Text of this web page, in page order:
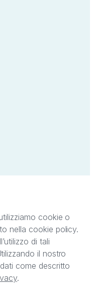
di StreetLib S.r.l.
S.r.l. è
intellettuale
distintivi presenti
visione
cookie o
nella cookie policy.
di tali
il nostro
come descritto
.